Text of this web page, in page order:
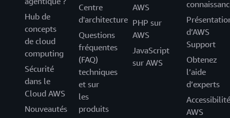
Hub de
concepts
de cloud
computing
Sécurité
dans le
Cloud AWS
Nouveautés
Centre
d'architecture
Questions
fréquentes
(FAQ)
techniques
et sur
les
produits
AWS
PHP sur
AWS
JavaScript
sur AWS
d’AWS
Support
Obtenez
l’aide
d’experts
Accessibilité
AWS